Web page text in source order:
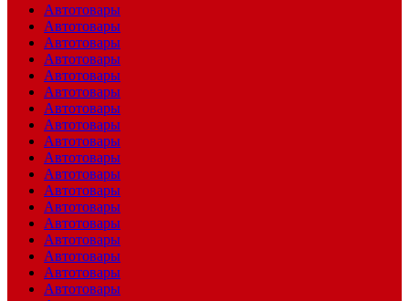
Автотовары
Автотовары
Автотовары
Автотовары
Автотовары
Автотовары
Автотовары
Автотовары
Автотовары
Автотовары
Автотовары
Автотовары
Автотовары
Автотовары
Автотовары
Автотовары
Автотовары
Автотовары